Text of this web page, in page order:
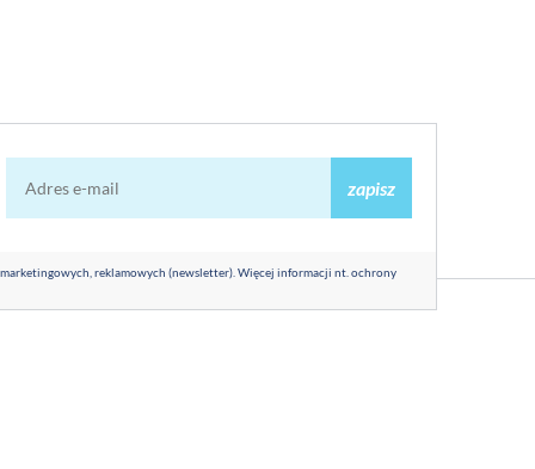
zapisz
reklamowych (newsletter). Więcej informacji nt. ochrony